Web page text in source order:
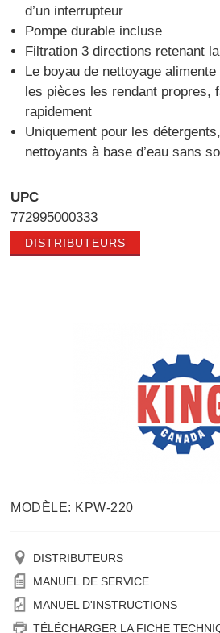
d’un interrupteur
Pompe durable incluse
Filtration 3 directions retenant
Le boyau de nettoyage
les pièces les rendant propres,
rapidement
Uniquement pour les
nettoyants à base d’eau sans
UPC
772995000333
DISTRIBUTEURS
MODÈLE: KPW-220
DISTRIBUTEURS
MANUEL DE SERVICE
MANUEL D'INSTRUCTIONS
TÉLÉCHARGER LA FICHE